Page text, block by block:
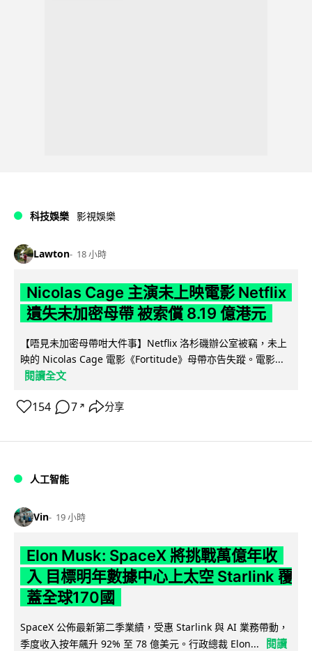
科技娛樂 影視娛樂
Lawton 18 小時
Nicolas Cage 主演未上映電影 Netflix
遺失未加密母帶 被索償 8.19 億港元
【唔見未加密母帶咁大件事】Netflix 洛杉磯辦公室被竊，未上
映的 Nicolas Cage 電影《Fortitude》母帶亦告失蹤。電影...
閱讀全文
154 7 ↗ 分享
人工智能
Vin 19 小時
Elon Musk: SpaceX 將挑戰萬億年收
入 目標明年數據中心上太空 Starlink 覆
蓋全球170國
SpaceX 公佈最新第二季業績，受惠 Starlink 與 AI 業務帶動，
季度收入按年飆升 92% 至 78 億美元。行政總裁 Elon...
閱讀